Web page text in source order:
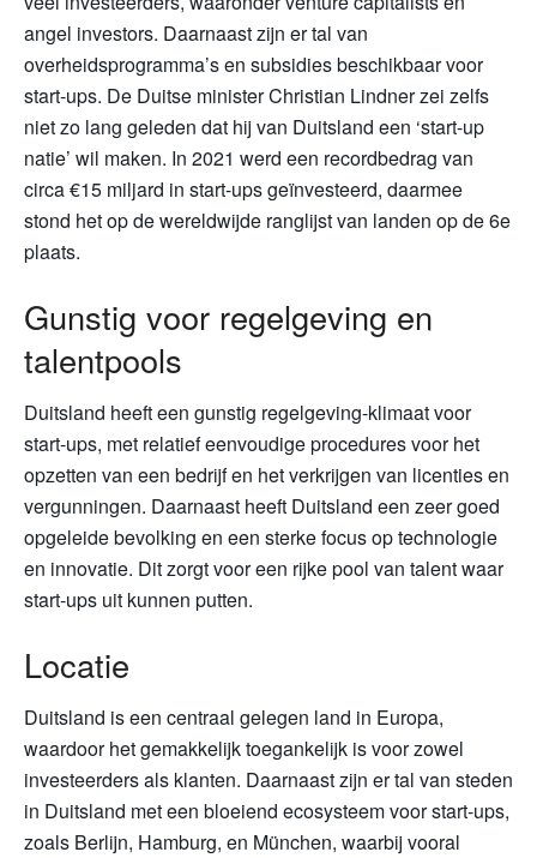
angel investors. Daarnaast zijn er tal van
overheidsprogramma’s en subsidies beschikbaar voor
start-ups. De Duitse minister Christian Lindner zei zelfs
niet zo lang geleden dat hij van Duitsland een ‘start-up
natie’ wil maken. In 2021 werd een recordbedrag van
circa €15 miljard in start-ups geïnvesteerd, daarmee
stond het op de wereldwijde ranglijst van landen op de 6e
plaats.
Gunstig voor regelgeving en
talentpools
Duitsland heeft een gunstig regelgeving-klimaat voor
start-ups, met relatief eenvoudige procedures voor het
opzetten van een bedrijf en het verkrijgen van licenties en
vergunningen. Daarnaast heeft Duitsland een zeer goed
opgeleide bevolking en een sterke focus op technologie
en innovatie. Dit zorgt voor een rijke pool van talent waar
start-ups uit kunnen putten.
Locatie
Duitsland is een centraal gelegen land in Europa,
waardoor het gemakkelijk toegankelijk is voor zowel
investeerders als klanten. Daarnaast zijn er tal van steden
in Duitsland met een bloeiend ecosysteem voor start-ups,
zoals Berlijn, Hamburg, en München, waarbij vooral